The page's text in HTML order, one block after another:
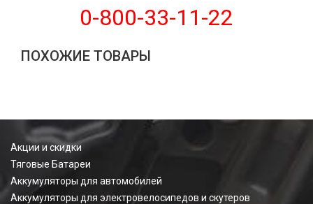
0-800-33-11-22
ПОХОЖИЕ ТОВАРЫ
Акции и скидки
Тяговые Батареи
Аккумуляторы для автомобилей
Аккумуляторы для электровелосипедов и скутеров